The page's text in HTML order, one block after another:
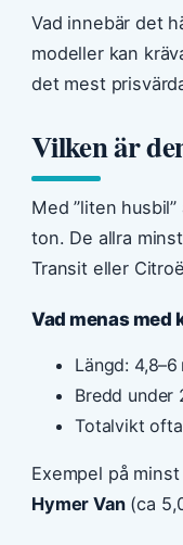
Vad innebär det
modeller kan
det mest
Vilken är
Med ”liten
ton. De allra
Transit eller
Vad menas med
Längd:
Bredd under
Totalvikt
Exempel på
Hymer Van(ca